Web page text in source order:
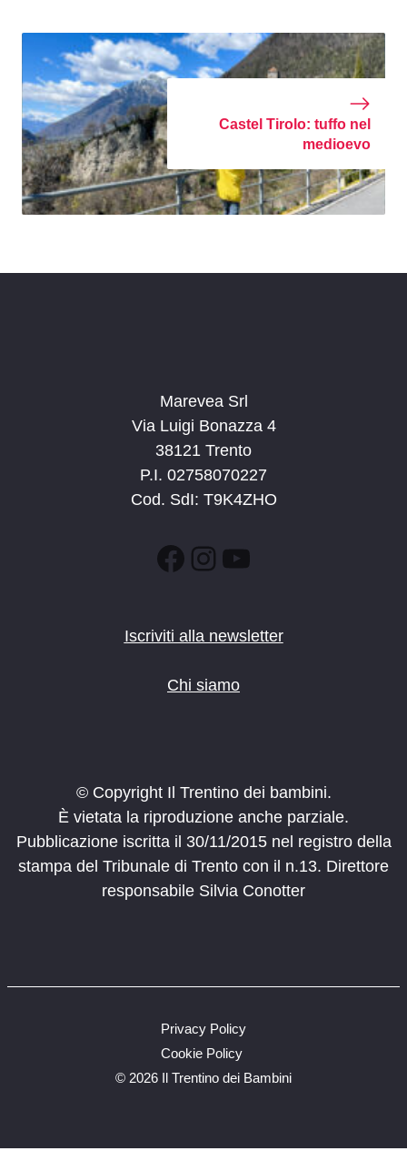
Castel Tirolo: tuffo nel
medioevo
Marevea Srl
Via Luigi Bonazza 4
38121 Trento
P.I. 02758070227
Cod. SdI: T9K4ZHO
Facebook
Instagram
YouTube
Iscriviti alla newsletter
Chi siamo
© Copyright Il Trentino dei bambini.
È vietata la riproduzione anche parziale.
Pubblicazione iscritta il 30/11/2015 nel registro della
stampa del Tribunale di Trento con il n.13. Direttore
responsabile Silvia Conotter
© 2026 Il Trentino dei Bambini
Privacy Policy
Cookie Policy